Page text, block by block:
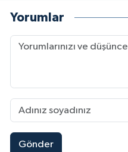
Yorumlar
Gönder
Edirne Müftülüğü
Elazığ Müftülüğü
Erzurum Müftülüğü
Eskişehir Müftülüğü